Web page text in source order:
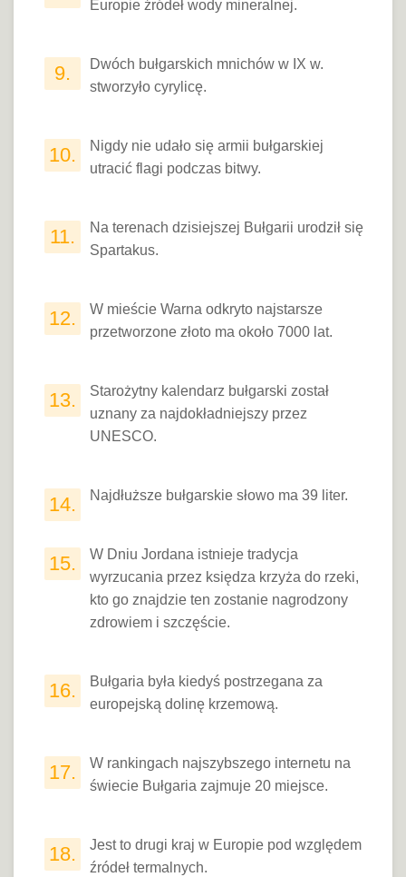
Europie źródeł wody mineralnej.
9.
Dwóch bułgarskich mnichów w IX w.
stworzyło cyrylicę.
10.
Nigdy nie udało się armii bułgarskiej
utracić flagi podczas bitwy.
11.
Na terenach dzisiejszej Bułgarii urodził się
Spartakus.
12.
W mieście Warna odkryto najstarsze
przetworzone złoto ma około 7000 lat.
13.
Starożytny kalendarz bułgarski został
uznany za najdokładniejszy przez
UNESCO.
14. Najdłuższe bułgarskie słowo ma 39 liter.
15.
W Dniu Jordana istnieje tradycja
wyrzucania przez księdza krzyża do rzeki,
kto go znajdzie ten zostanie nagrodzony
zdrowiem i szczęście.
16.
Bułgaria była kiedyś postrzegana za
europejską dolinę krzemową.
17.
W rankingach najszybszego internetu na
świecie Bułgaria zajmuje 20 miejsce.
18.
Jest to drugi kraj w Europie pod względem
źródeł termalnych.